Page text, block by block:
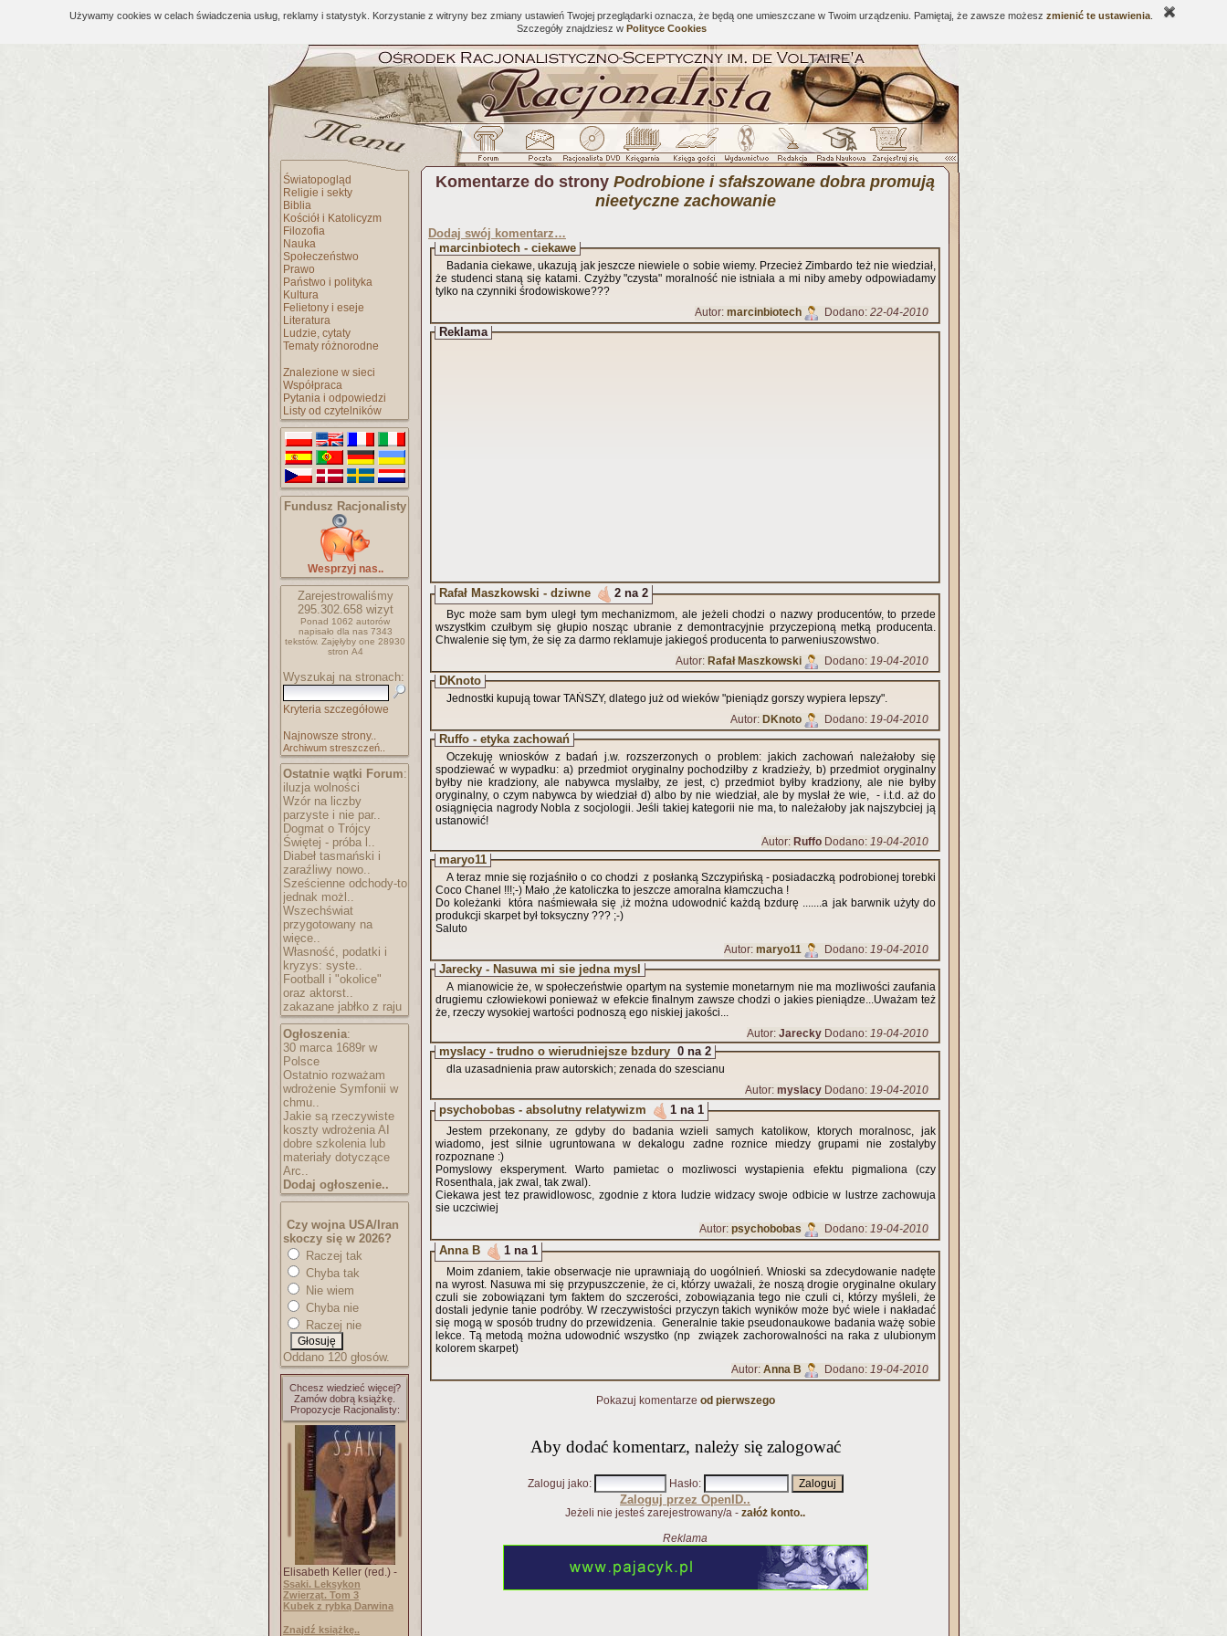
Używamy cookies w celach świadczenia usług, reklamy i statystyk. Korzystanie z witryny bez zmiany ustawień Twojej przeglądarki oznacza, że będą one umieszczane w Twoim urządzeniu. Pamiętaj, że zawsze możesz zmienić te ustawienia
Szczegóły znajdziesz w Polityce Cookies
Światopogląd
Religie i sekty
Biblia
Kościół i Katolicyzm
Filozofia
Nauka
Społeczeństwo
Prawo
Państwo i polityka
Kultura
Felietony i eseje
Literatura
Ludzie, cytaty
Tematy różnorodne
Znalezione w sieci
Współpraca
Pytania i odpowiedzi
Listy od czytelników
Fundusz Racjonalisty
Wesprzyj nas..
Zarejestrowaliśmy
295.302.658wizyt
Ponad 1062 autorów
napisało dla nas 7343
tekstów. Zajęłyby one 28930
stron A4
Wyszukaj na stronach:
Kryteria szczegółowe
Najnowsze strony..
Archiwum streszczeń..
Ostatnie wątki Forum:
iluzja wolności
Wzór na liczby
parzyste i nie par..
Dogmat o Trójcy
Świętej - próba l..
Diabeł tasmański i
zaraźliwy nowo..
Sześcienne odchody-to
jednak możl..
Wszechświat
przygotowany na
więce..
Własność, podatki i
kryzys: syste..
Football i "okolice"
oraz aktorst..
zakazane jabłko z raju
Ogłoszenia:
30 marca 1689r w
Polsce
Ostatnio rozważam
wdrożenie Symfonii w
chmu..
Jakie są rzeczywiste
koszty wdrożenia AI
dobre szkolenia lub
materiały dotyczące
Arc..
Dodaj ogłoszenie..
Czy wojna USA/Iran
skoczy się w 2026?
Raczej tak
Chyba tak
Nie wiem
Chyba nie
Raczej nie
Oddano 120 głosów.
Chcesz wiedzieć więcej?
Zamów dobrą książkę.
Propozycje Racjonalisty:
Elisabeth Keller (red.) -
Ssaki. Leksykon
Zwierząt. Tom 3
Kubek z rybką Darwina
Znajdź książkę..
Komentarze do strony Podrobione i sfałszowane dobra promują
nieetyczne zachowanie
Dodaj swój komentarz…
marcinbiotech - ciekawe
Badania ciekawe, ukazują jak jeszcze niewiele o sobie wiemy. Przecież Zimbardo też nie wiedział,
że studenci staną się katami. Czyżby "czysta" moralność nie istniała a mi niby ameby odpowiadamy
tylko na czynniki środowiskowe???
Autor: marcinbiotech Dodano: 22-04-2010
Reklama
Rafał Maszkowski - dziwne 2 na 2
Byc może sam bym uległ tym mechanizmom, ale jeżeli chodzi o nazwy producentów, to przede
wszystkim czułbym się głupio nosząc ubranie z demontracyjnie przyczepioną metką producenta.
Chwalenie się tym, że się za darmo reklamuje jakiegoś producenta to parweniuszowstwo.
Autor: Rafał Maszkowski Dodano: 19-04-2010
DKnoto
Jednostki kupują towar TAŃSZY, dlatego już od wieków "pieniądz gorszy wypiera lepszy".
Autor: DKnoto Dodano: 19-04-2010
Ruffo - etyka zachowań
Oczekuję wniosków z badań j.w. rozszerzonych o problem: jakich zachowań należałoby się
spodziewać w wypadku: a) przedmiot oryginalny pochodziłby z kradzieży, b) przedmiot oryginalny
byłby nie kradziony, ale nabywca myslałby, ze jest, c) przedmiot byłby kradziony, ale nie byłby
oryginalny, o czym nabywca by wiedział d) albo by nie wiedział, ale by myslał że wie, - i.t.d. aż do
osiągnięcia nagrody Nobla z socjologii. Jeśli takiej kategorii nie ma, to należałoby jak najszybciej ją
ustanowić!
Autor: Ruffo Dodano: 19-04-2010
maryo11
A teraz mnie się rozjaśniło o co chodzi z posłanką Szczypińską - posiadaczką podrobionej torebki
Coco Chanel !!!;-) Mało ,że katoliczka to jeszcze amoralna kłamczucha !
Do koleżanki która naśmiewała się ,iż można udowodnić każdą bzdurę .......a jak barwnik użyty do
produkcji skarpet był toksyczny ??? ;-)
Saluto
Autor: maryo11 Dodano: 19-04-2010
Jarecky - Nasuwa mi sie jedna mysl
A mianowicie że, w społeczeństwie opartym na systemie monetarnym nie ma mozliwości zaufania
drugiemu człowiekowi ponieważ w efekcie finalnym zawsze chodzi o jakies pieniądze...Uważam też
że, rzeczy wysokiej wartości podnoszą ego niskiej jakości...
Autor: Jarecky Dodano: 19-04-2010
myslacy - trudno o wierudniejsze bzdury 0 na 2
dla uzasadnienia praw autorskich; zenada do szescianu
Autor: myslacy Dodano: 19-04-2010
psychobobas - absolutny relatywizm 1 na 1
Jestem przekonany, ze gdyby do badania wzieli samych katolikow, ktorych moralnosc, jak
wiadomo, jest silnie ugruntowana w dekalogu zadne roznice miedzy grupami nie zostalyby
rozpoznane :)
Pomyslowy eksperyment. Warto pamietac o mozliwosci wystapienia efektu pigmaliona (czy
Rosenthala, jak zwal, tak zwal).
Ciekawa jest tez prawidlowosc, zgodnie z ktora ludzie widzacy swoje odbicie w lustrze zachowuja
sie uczciwiej
Autor: psychobobas Dodano: 19-04-2010
Anna B 1 na 1
Moim zdaniem, takie obserwacje nie uprawniają do uogólnień. Wnioski sa zdecydowanie nadęte
na wyrost. Nasuwa mi się przypuszczenie, że ci, którzy uważali, że noszą drogie oryginalne okulary
czuli sie zobowiązani tym faktem do szczerości, zobowiązania tego nie czuli ci, którzy myśleli, że
dostali jedynie tanie podróby. W rzeczywistości przyczyn takich wyników może być wiele i nakładać
się mogą w sposób trudny do przewidzenia. Generalnie takie pseudonaukowe badania ważę sobie
lekce. Tą metodą można udowodnić wszystko (np związek zachorowalności na raka z ulubionym
kolorem skarpet)
Autor: Anna B Dodano: 19-04-2010
Pokazuj komentarze od pierwszego
Aby dodać komentarz, należy się zalogować
Zaloguj jako: Hasło:
Zaloguj przez OpenID..
Jeżeli nie jesteś zarejestrowany/a - załóż konto..
Reklama